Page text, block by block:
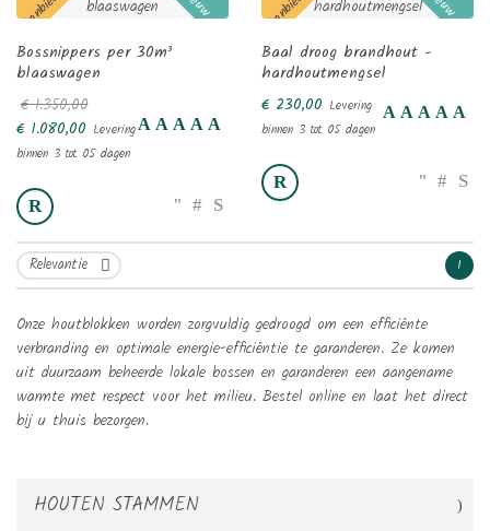
HOUTEN STAMMEN
Bossnippers per 30m³
blaaswagen
€ 1.350,00
€ 1.080,00 Levering
binnen 3 tot 05 dagen
Baal droog brandhout -
hardhoutmengsel
€ 230,00 Levering
binnen 3 tot 05 dagen
Relevantie  1
Onze houtblokken worden zorgvuldig gedroogd om een ​​efficiënte
verbranding en optimale energie-efficiëntie te garanderen. Ze komen
uit duurzaam beheerde lokale bossen en garanderen een aangename
warmte met respect voor het milieu. Bestel online en laat het direct
bij u thuis bezorgen.
Maak een verlanglijst